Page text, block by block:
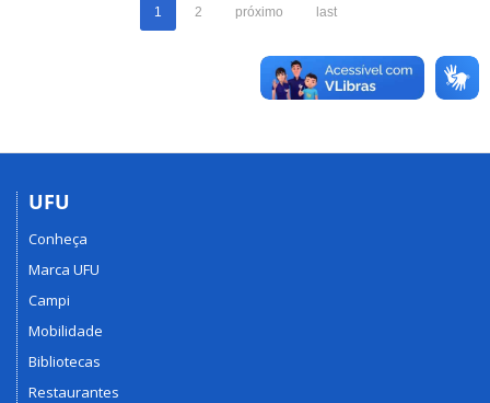
1 2 próximo last
UFU
Conheça
Marca UFU
Campi
Mobilidade
Bibliotecas
Restaurantes